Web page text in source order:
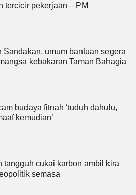
tercicir pekerjaan – PM
Sandakan, umum bantuan segera
kebakaran Taman Bahagia
budaya fitnah ‘tuduh dahulu,
kemudian’
tangguh cukai karbon ambil kira
semasa